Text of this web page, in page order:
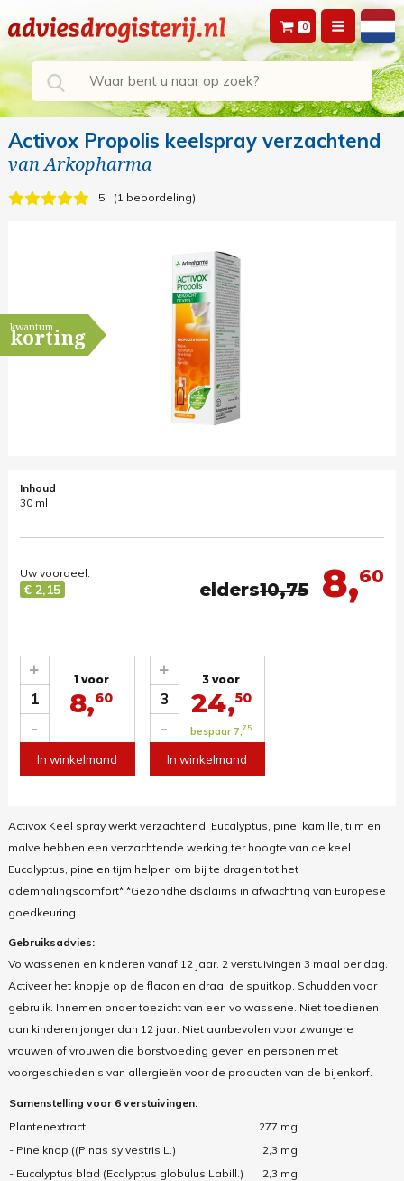
0
Activox Propolis keelspray verzachtend
vanArkopharma
5 1 beoordeling
kwantum
korting
Inhoud
30 ml
8,60
elders10,75
Uw voordeel:
€ 2,15
1
-
+ 1 voor
8,60
In winkelmand
3
-
+ 3 voor
24,50
bespaar 7,75
In winkelmand
Activox Keel spray werkt verzachtend. Eucalyptus, pine, kamille, tijm en
malve hebben een verzachtende werking ter hoogte van de keel.
Eucalyptus, pine en tijm helpen om bij te dragen tot het
ademhalingscomfort* *Gezondheidsclaims in afwachting van Europese
goedkeuring.
Gebruiksadvies:
Volwassenen en kinderen vanaf 12 jaar. 2 verstuivingen 3 maal per dag.
Activeer het knopje op de flacon en draai de spuitkop. Schudden voor
gebruiik. Innemen onder toezicht van een volwassene. Niet toedienen
aan kinderen jonger dan 12 jaar. Niet aanbevolen voor zwangere
vrouwen of vrouwen die borstvoeding geven en personen met
voorgeschiedenis van allergieën voor de producten van de bijenkorf.
Samenstelling voor 6 verstuivingen:
Plantenextract:
277 mg
- Pine knop ((Pinas sylvestris L.)
2,3 mg
- Eucalyptus blad (Ecalyptus globulus Labill.)
2,3 mg